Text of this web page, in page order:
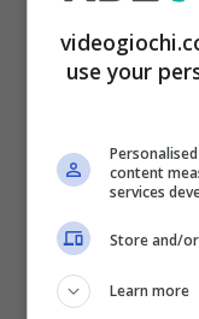
renderà
utenti che non
occasione
Bloodborne
febbraio 2015.
use your
content
services
Store and/
Learn more